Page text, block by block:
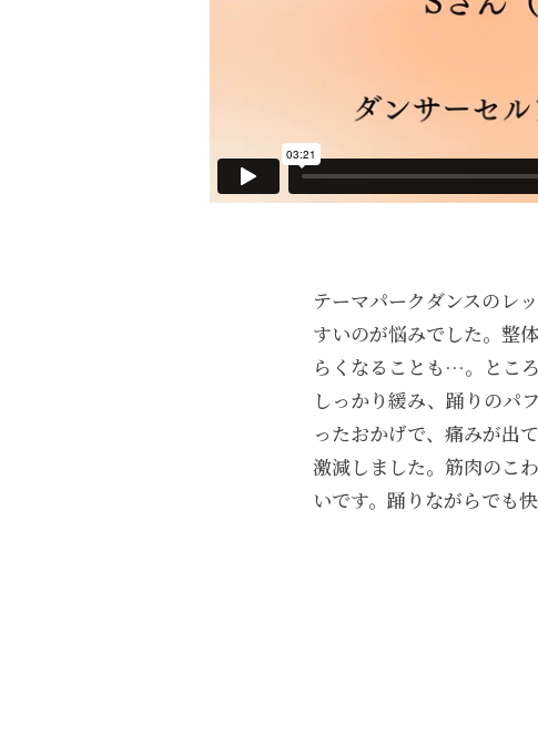
テーマパークダンスのレ
すいのが悩みでした。整
らくなることも…。とこ
しっかり緩み、踊りのパ
ったおかげで、痛みが出
激減しました。筋肉のこ
いです。踊りながらでも